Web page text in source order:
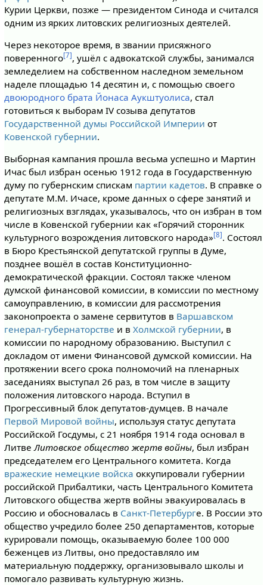
Курии Церкви, позже — президентом Синода и считался
одним из ярких литовских религиозных деятелей.
Через некоторое время, в звании присяжного
поверенного[7], ушёл с адвокатской службы, занимался
земледелием на собственном наследном земельном
наделе площадью 14 десятин и, с помощью своего
двоюродного брата Йонаса Аукштуолиса, стал
готовиться к выборам IV созыва депутатов
Государственной думы Российской Империи от
Ковенской губернии.
Выборная кампания прошла весьма успешно и Мартин
Ичас был избран осенью 1912 года в Государственную
думу по губернским спискам партии кадетов. В справке о
депутате М.М. Ичасе, кроме данных о сфере занятий и
религиозных взглядах, указывалось, что он избран в том
числе в Ковенской губернии как «Горячий сторонник
культурного возрождения литовского народа»[8]. Состоял
в Бюро Крестьянской депутатской группы в Думе,
позднее вошёл в состав Конституционно-
демократической фракции. Состоял также членом
думской финансовой комиссии, в комиссии по местному
самоуправлению, в комиссии для рассмотрения
законопроекта о замене сервитутов в Варшавском
генерал-губернаторстве и в Холмской губернии, в
комиссии по народному образованию. Выступил с
докладом от имени Финансовой думской комиссии. На
протяжении всего срока полномочий на пленарных
заседаниях выступал 26 раз, в том числе в защиту
положения литовского народа. Вступил в
Прогрессивный блок депутатов-думцев. В начале
Первой Мировой войны, используя статус депутата
Российской Госдумы, с 21 ноября 1914 года основал в
Литве Литовское общество жертв войны, был избран
председателем его Центрального комитета. Когда
вражеские немецкие войска оккупировали губернии
российской Прибалтики, часть Центрального Комитета
Литовского общества жертв войны эвакуировалась в
Россию и обосновалась в Санкт-Петербурге. В России это
общество учредило более 250 департаментов, которые
курировали помощь, оказываемую более 100 000
беженцев из Литвы, оно предоставляло им
материальную поддержку, организовывало школы и
помогало развивать культурную жизнь.